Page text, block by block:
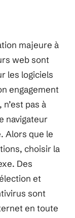
majeure à
web sont
les logiciels
engagement
pas à
navigateur
Alors que le
choisir la
Des
et
sont
en toute